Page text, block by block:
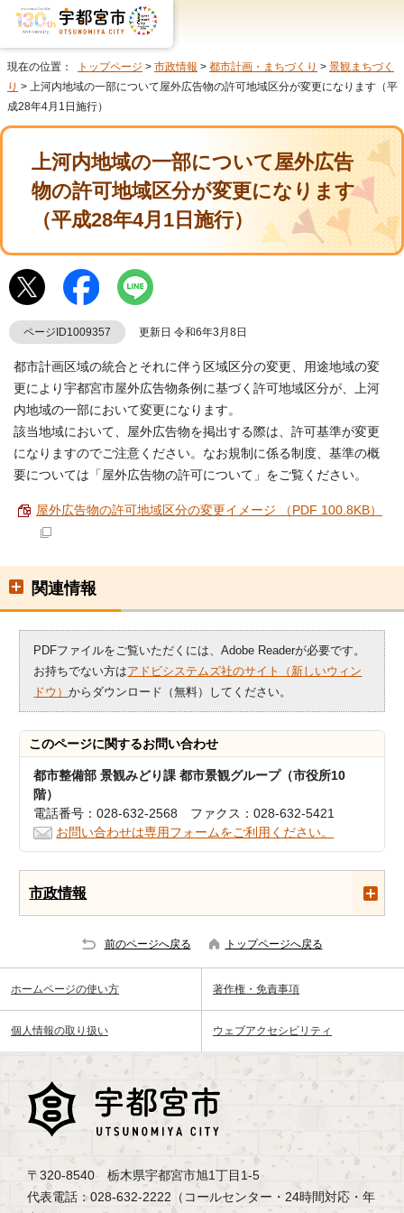
現在の位置： トップページ > 市政情報 > 都市計画・まちづくり > 景観まちづく
り > 上河内地域の一部について屋外広告物の許可地域区分が変更になります（平
成28年4月1日施行）
上河内地域の一部について屋外広告
物の許可地域区分が変更になります
（平成28年4月1日施行）
ページID1009357 更新日 令和6年3月8日
都市計画区域の統合とそれに伴う区域区分の変更、用途地域の変
更により宇都宮市屋外広告物条例に基づく許可地域区分が、上河
内地域の一部において変更になります。
該当地域において、屋外広告物を掲出する際は、許可基準が変更
になりますのでご注意ください。なお規制に係る制度、基準の概
要については「屋外広告物の許可について」をご覧ください。
屋外広告物の許可地域区分の変更イメージ （PDF 100.8KB）
関連情報
PDFファイルをご覧いただくには、Adobe Readerが必要です。
お持ちでない方はアドビシステムズ社のサイト（新しいウィン
ドウ）からダウンロード（無料）してください。
このページに関するお問い合わせ
都市整備部 景観みどり課 都市景観グループ（市役所10
階）
電話番号：028-632-2568 ファクス：028-632-5421
お問い合わせは専用フォームをご利用ください。
市政情報
前のページへ戻る トップページへ戻る
ホームページの使い方 著作権・免責事項
個人情報の取り扱い ウェブアクセシビリティ
〒320-8540 栃木県宇都宮市旭1丁目1-5
代表電話：028-632-2222（コールセンター・24時間対応・年